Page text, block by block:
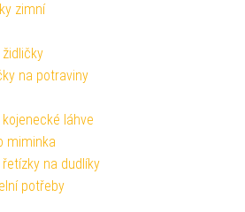
zimní
na potraviny
láhve
miminka
na dudlíky
potřeby